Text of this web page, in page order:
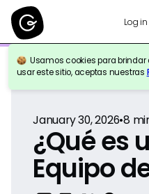
Log in
Usamos cookies para
usar este sitio, aceptas nuestras
Volver a la Referencia
January 30, 2026•8
¿Qué es
Equipo